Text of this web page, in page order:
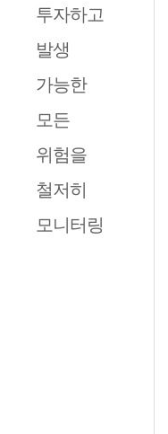
투자하고
발생
가능한
모든
위험을
철저히
모니터링